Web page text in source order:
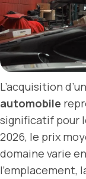
L’acquisition d’un
automobile
significatif pour
2026, le prix
domaine varie
l’emplacement,